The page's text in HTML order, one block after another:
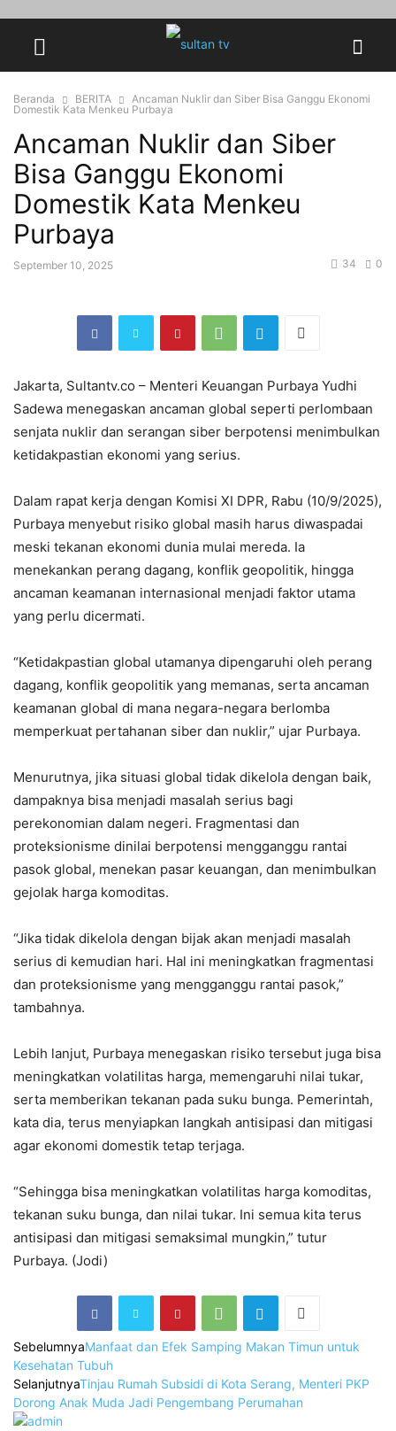
Beranda BERITA
Ancaman Nuklir dan Siber Bisa Ganggu Ekonomi
Domestik Kata Menkeu Purbaya
Ancaman Nuklir dan Siber
Bisa Ganggu Ekonomi
Domestik Kata Menkeu
Purbaya
September 10, 2025 0
34
Jakarta, Sultantv.co – Menteri Keuangan Purbaya Yudhi
Sadewa menegaskan ancaman global seperti perlombaan
senjata nuklir dan serangan siber berpotensi menimbulkan
ketidakpastian ekonomi yang serius.
Dalam rapat kerja dengan Komisi XI DPR, Rabu (10/9/2025),
Purbaya menyebut risiko global masih harus diwaspadai
meski tekanan ekonomi dunia mulai mereda. Ia
menekankan perang dagang, konflik geopolitik, hingga
ancaman keamanan internasional menjadi faktor utama
yang perlu dicermati.
“Ketidakpastian global utamanya dipengaruhi oleh perang
dagang, konflik geopolitik yang memanas, serta ancaman
keamanan global di mana negara-negara berlomba
memperkuat pertahanan siber dan nuklir,” ujar Purbaya.
Menurutnya, jika situasi global tidak dikelola dengan baik,
dampaknya bisa menjadi masalah serius bagi
perekonomian dalam negeri. Fragmentasi dan
proteksionisme dinilai berpotensi mengganggu rantai
pasok global, menekan pasar keuangan, dan menimbulkan
gejolak harga komoditas.
“Jika tidak dikelola dengan bijak akan menjadi masalah
serius di kemudian hari. Hal ini meningkatkan fragmentasi
dan proteksionisme yang mengganggu rantai pasok,”
tambahnya.
Lebih lanjut, Purbaya menegaskan risiko tersebut juga bisa
meningkatkan volatilitas harga, memengaruhi nilai tukar,
serta memberikan tekanan pada suku bunga. Pemerintah,
kata dia, terus menyiapkan langkah antisipasi dan mitigasi
agar ekonomi domestik tetap terjaga.
“Sehingga bisa meningkatkan volatilitas harga komoditas,
tekanan suku bunga, dan nilai tukar. Ini semua kita terus
antisipasi dan mitigasi semaksimal mungkin,” tutur
Purbaya. (Jodi)
SebelumnyaManfaat dan Efek Samping Makan Timun untuk
Kesehatan Tubuh
SelanjutnyaTinjau Rumah Subsidi di Kota Serang, Menteri PKP
Dorong Anak Muda Jadi Pengembang Perumahan